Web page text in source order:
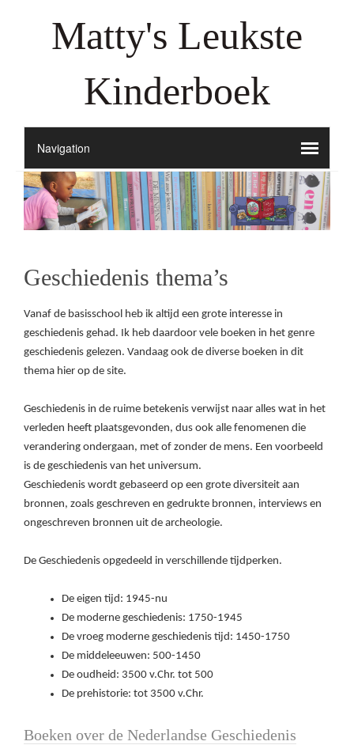
Matty's Leukste
Kinderboek
Geschiedenis thema’s
Vanaf de basisschool heb ik altijd een grote interesse in
geschiedenis gehad. Ik heb daardoor vele boeken in het genre
geschiedenis gelezen. Vandaag ook de diverse boeken in dit
thema hier op de site.
Geschiedenis in de ruime betekenis verwijst naar alles wat in het
verleden heeft plaatsgevonden, dus ook alle fenomenen die
verandering ondergaan, met of zonder de mens. Een voorbeeld
is de geschiedenis van het universum.
Geschiedenis wordt gebaseerd op een grote diversiteit aan
bronnen, zoals geschreven en gedrukte bronnen, interviews en
ongeschreven bronnen uit de archeologie.
De Geschiedenis opgedeeld in verschillende tijdperken.
De eigen tijd: 1945-nu
De moderne geschiedenis: 1750-1945
De vroeg moderne geschiedenis tijd: 1450-1750
De middeleeuwen: 500-1450
De oudheid: 3500 v.Chr. tot 500
De prehistorie: tot 3500 v.Chr.
Boeken over de Nederlandse Geschiedenis